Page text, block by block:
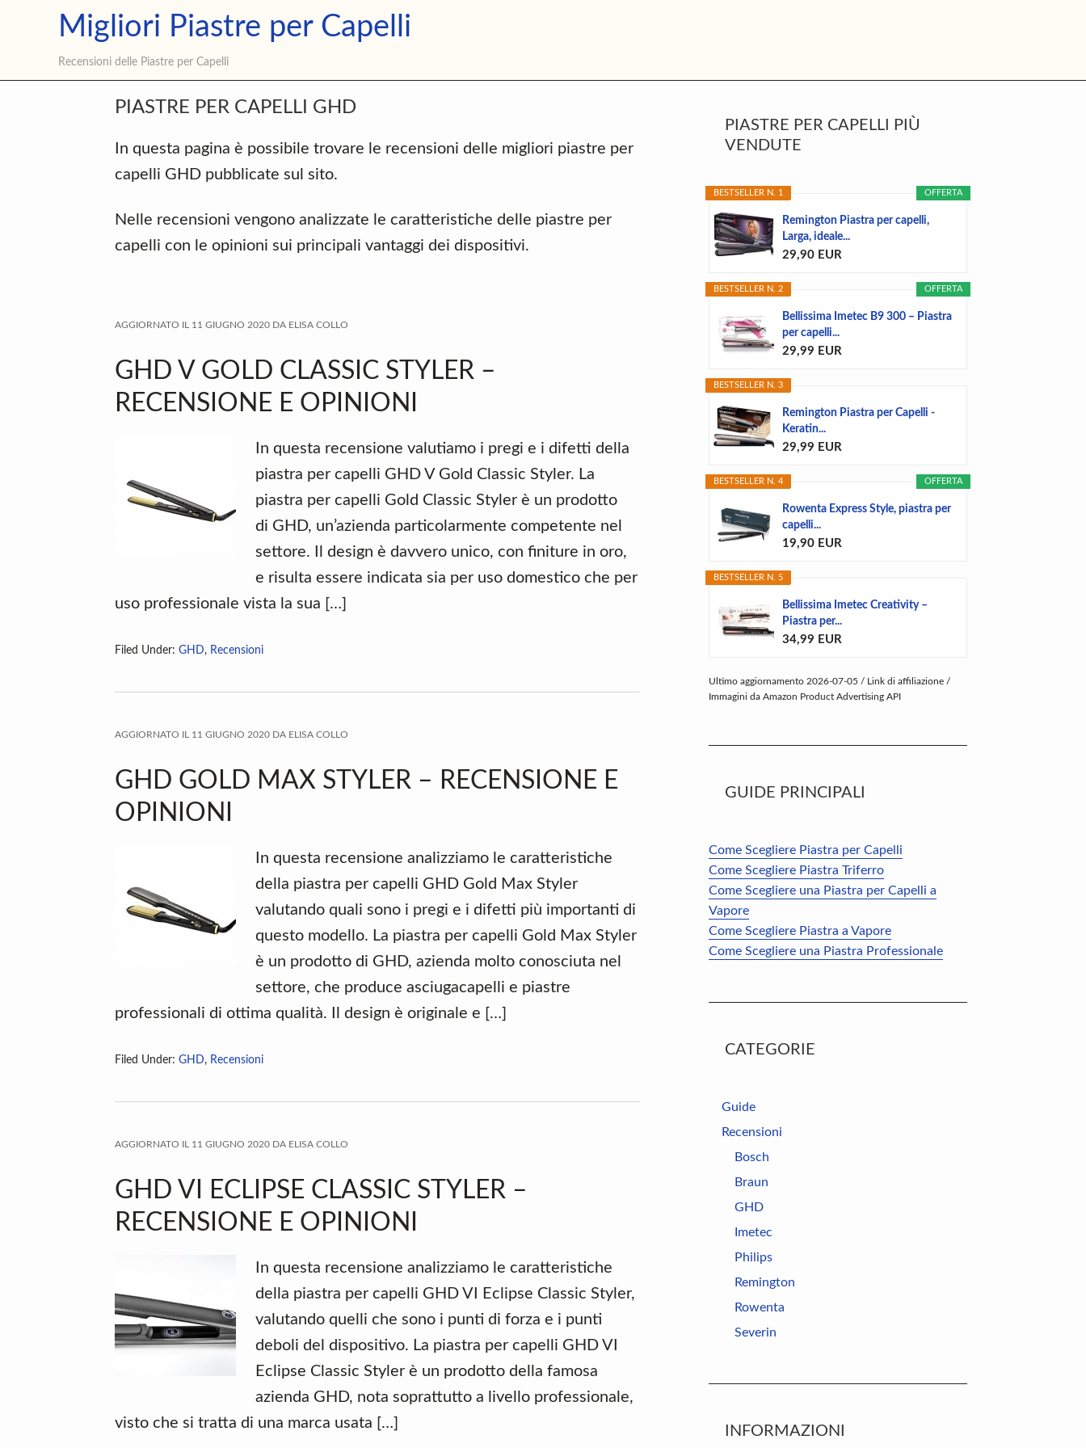
Migliori Piastre per Capelli
Capelli
Recensioni delle Piastre per Capelli
Privacy Cookie Policy Contatti
PIASTRE PER CAPELLI GHD
In questa pagina è possibile trovare le recensioni delle migliori piastre per
capelli GHD pubblicate sul sito.
Nelle recensioni vengono analizzate le caratteristiche delle piastre per
capelli con le opinioni sui principali vantaggi dei dispositivi.
AGGIORNATO IL 11 GIUGNO 2020 DA ELISA COLLO
GHD V GOLD CLASSIC STYLER –
RECENSIONE E OPINIONI
In questa recensione valutiamo i pregi e i difetti della
piastra per capelli GHD V Gold Classic Styler. La
piastra per capelli Gold Classic Styler è un prodotto
di GHD, un’azienda particolarmente competente nel
settore. Il design è davvero unico, con finiture in oro,
e risulta essere indicata sia per uso domestico che per
uso professionale vista la sua […]
Filed Under: GHD, Recensioni
AGGIORNATO IL 11 GIUGNO 2020 DA ELISA COLLO
GHD GOLD MAX STYLER – RECENSIONE E
OPINIONI
In questa recensione analizziamo le caratteristiche
della piastra per capelli GHD Gold Max Styler
valutando quali sono i pregi e i difetti più importanti di
questo modello. La piastra per capelli Gold Max Styler
è un prodotto di GHD, azienda molto conosciuta nel
settore, che produce asciugacapelli e piastre
professionali di ottima qualità. Il design è originale e […]
Filed Under: GHD, Recensioni
AGGIORNATO IL 11 GIUGNO 2020 DA ELISA COLLO
GHD VI ECLIPSE CLASSIC STYLER –
RECENSIONE E OPINIONI
In questa recensione analizziamo le caratteristiche
della piastra per capelli GHD VI Eclipse Classic Styler,
valutando quelli che sono i punti di forza e i punti
deboli del dispositivo. La piastra per capelli GHD VI
Eclipse Classic Styler è un prodotto della famosa
azienda GHD, nota soprattutto a livello professionale,
visto che si tratta di una marca usata […]
Primary
Sidebar
PIASTRE PER CAPELLI PIÙ
VENDUTE
OFFERTA
BESTSELLER N. 1
Remington Piastra per capelli,
Larga, ideale...
29,90 EUR
OFFERTA
BESTSELLER N. 2
Bellissima Imetec B9 300 – Piastra
per capelli...
29,99 EUR
BESTSELLER N. 3
Remington Piastra per Capelli -
Keratin...
29,99 EUR
OFFERTA
BESTSELLER N. 4
Rowenta Express Style, piastra per
capelli...
19,90 EUR
BESTSELLER N. 5
Bellissima Imetec Creativity –
Piastra per...
34,99 EUR
Ultimo aggiornamento 2026-07-05 / Link di affiliazione /
Immagini da Amazon Product Advertising API
GUIDE PRINCIPALI
Come Scegliere Piastra per Capelli
Come Scegliere Piastra Triferro
Come Scegliere una Piastra per Capelli a
Vapore
Come Scegliere Piastra a Vapore
Come Scegliere una Piastra Professionale
CATEGORIE
Guide
Recensioni
Bosch
Braun
GHD
Imetec
Philips
Remington
Rowenta
Severin
INFORMAZIONI